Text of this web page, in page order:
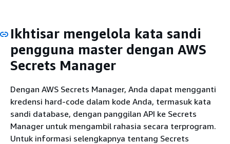
Ikhtisar mengelola kata sandi
pengguna master dengan AWS
Secrets Manager
Dengan AWS Secrets Manager, Anda dapat mengganti
kredensi hard-code dalam kode Anda, termasuk kata
sandi database, dengan panggilan API ke Secrets
Manager untuk mengambil rahasia secara terprogram.
Untuk informasi selengkapnya tentang Secrets